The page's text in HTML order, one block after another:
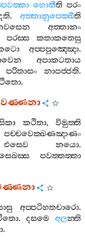
හොතීති පරං
.අත‍්තානුපෙක‍්ඛීති
අත‍්තානං
පරස‍්ස
කතාකතෙසු
අප‍්පපුඤ‍්ඤො.
අපාකටතාය
පරිතාසං නාපජ‍්ජති.
.
කථිතා, විමුත‍්ති
පච‍්චවෙක‍්ඛණඤාණං
එසෙව නයො.
පවත‍්තත‍්තා
අප‍්පටිහතචාරො.
. දසමෙ අලන‍්ති
.